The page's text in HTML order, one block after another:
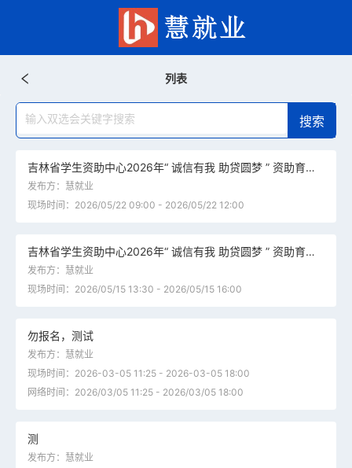
列表
吉林省学生资助中心2026年“ 诚信有我 助贷圆梦 ” 资助育人招聘活动-北华大学专场
发布方：慧就业
现场时间：2026/05/22 09:00 - 2026/05/22 12:00
吉林省学生资助中心2026年“ 诚信有我 助贷圆梦 ” 资助育人招聘活动-长春大学专场
发布方：慧就业
现场时间：2026/05/15 13:30 - 2026/05/15 16:00
勿报名，测试
发布方：慧就业
现场时间：2026-03-05 11:25 - 2026-03-05 18:00
网络时间：2026/03/05 11:25 - 2026/03/05 18:00
测
发布方：慧就业